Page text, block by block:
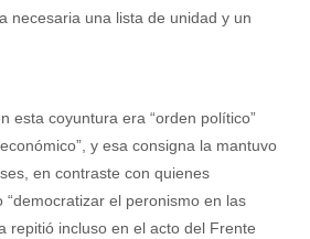
necesaria una lista de unidad y un
esta coyuntura era “orden político”
y esa consigna la mantuvo
en contraste con quienes
el peronismo en las
repitió incluso en el acto del Frente